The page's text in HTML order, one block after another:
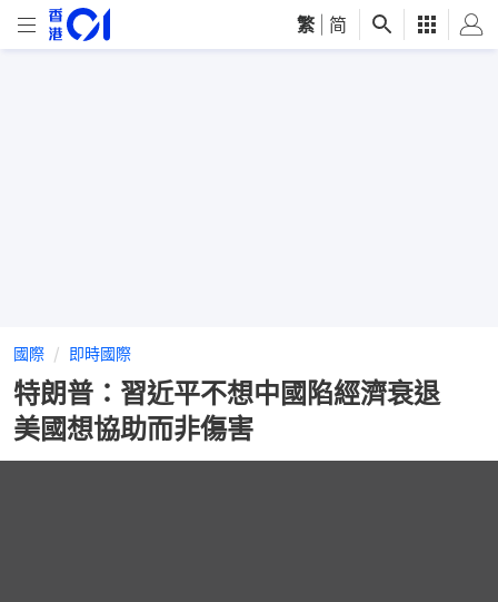
繁 简
國際 即時國際
特朗普：習近平不想中國陷經濟衰退
美國想協助而非傷害